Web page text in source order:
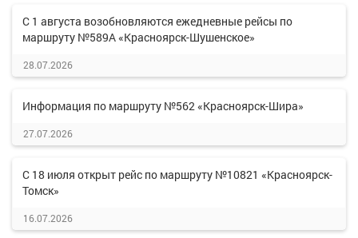
С 1 августа возобновляются ежедневные рейсы по
маршруту №589А «Красноярск-Шушенское»
28.07.2026
Информация по маршруту №562 «Красноярск-Шира»
27.07.2026
С 18 июля открыт рейс по маршруту №10821 «Красноярск-
Томск»
16.07.2026